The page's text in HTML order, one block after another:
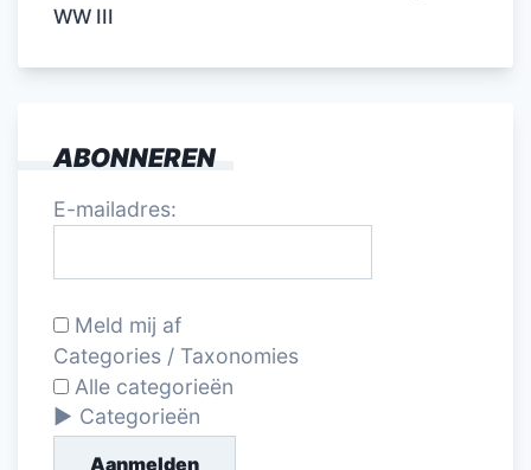
WW III
ABONNEREN
E-mailadres:
Meld mij af
Categories / Taxonomies
Alle categorieën
Categorieën
Aanmelden